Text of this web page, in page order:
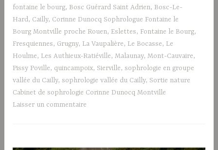
fontaine le bourg, Bosc Guérard Saint Adrien, Bosc-Le-
Hard, Cailly, Corinne Dunocq Sophrologue Fontaine le
Bourg Montville proche Rouen, Eslettes, Fontaine le Bourg,
Fresquiennes, Grugny, La Vaupalière, Le Bocasse, Le
Houlme, Les Authieux-Ratiéville,Malaunay,Mont-Cauvaire,
Pissy Poville, quincampoix, Sierville,sophrologie en groupe
vallée du Cailly,sophrologie vallée du Cailly, Sortie nature
Cabinet de sophrologie Corinne Dunocq Montville
Laisser un commentaire